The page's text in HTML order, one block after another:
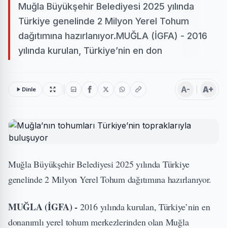
Muğla Büyükşehir Belediyesi 2025 yılında
Türkiye genelinde 2 Milyon Yerel Tohum
dağıtımına hazırlanıyor.MUĞLA (İGFA) - 2016
yılında kurulan, Türkiye’nin en don
Dinle A- A+
Muğla Büyükşehir Belediyesi 2025 yılında Türkiye
genelinde 2 Milyon Yerel Tohum dağıtımına hazırlanıyor.
MUĞLA (İGFA) - 2016 yılında kurulan, Türkiye’nin en
donanımlı yerel tohum merkezlerinden olan Muğla